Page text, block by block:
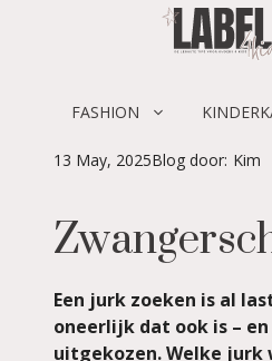
FASHION
13 May, 2025Blog door: Kim
Een jurk zoeken is al
oneerlijk dat ook is –
uitgekozen. Welke